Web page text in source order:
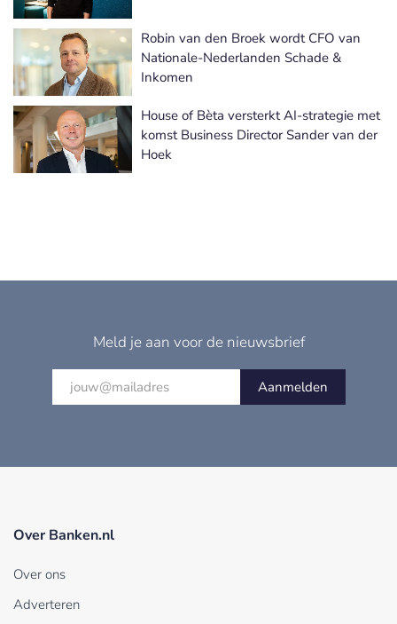
Robin van den Broek wordt CFO van
Nationale-Nederlanden Schade &
Inkomen
House of Bèta versterkt AI-strategie met
komst Business Director Sander van der
Hoek
Meld je aan voor de nieuwsbrief
Aanmelden
Over Banken.nl
Over ons
Adverteren